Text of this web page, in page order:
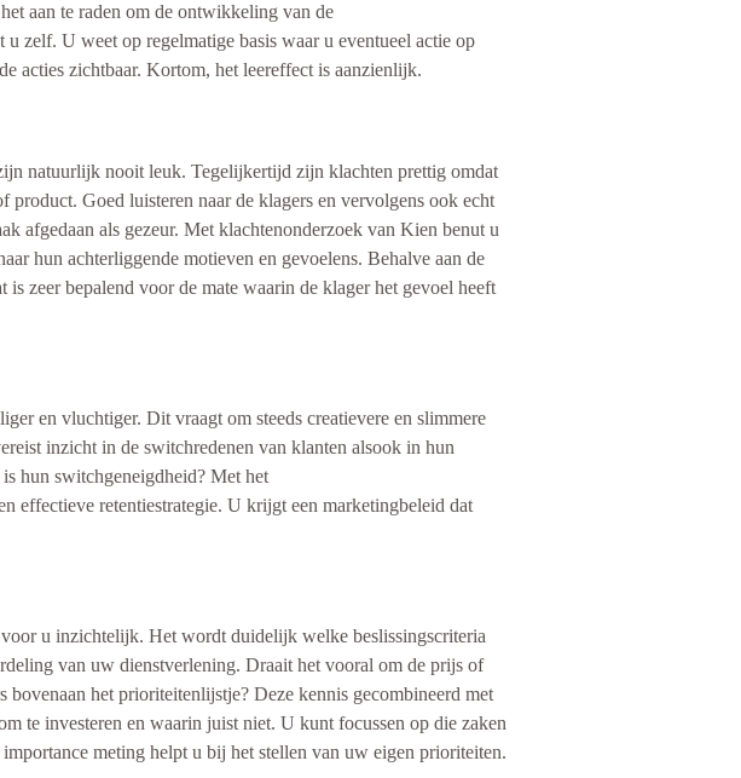
aan te raden om de ontwikkeling van de
zelf. U weet op regelmatige basis waar u eventueel actie op
acties zichtbaar. Kortom, het leereffect is aanzienlijk.
natuurlijk nooit leuk. Tegelijkertijd zijn klachten prettig omdat
Goed luisteren naar de klagers en vervolgens ook echt
afgedaan als gezeur. Met klachtenonderzoek van Kien benut u
hun achterliggende motieven en gevoelens. Behalve aan de
zeer bepalend voor de mate waarin de klager het gevoel heeft
en vluchtiger. Dit vraagt om steeds creatievere en slimmere
inzicht in de switchredenen van klanten alsook in hun
hun switchgeneigdheid? Met het
effectieve retentiestrategie. U krijgt een marketingbeleid dat
u inzichtelijk. Het wordt duidelijk welke beslissingscriteria
van uw dienstverlening. Draait het vooral om de prijs of
het prioriteitenlijstje? Deze kennis gecombineerd met
te investeren en waarin juist niet. U kunt focussen op die zaken
meting helpt u bij het stellen van uw eigen prioriteiten.